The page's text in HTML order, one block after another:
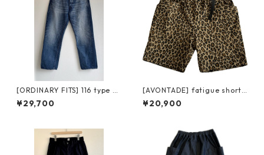
[ORDINARY FITS] 116 type st
andard / used オーディナリ
ーフィッツ スタンダードデニ
¥29,700
[AVONTADE] fatigue shorts
army ripstop アボンタージ
ファティーグ ショーツ アーミ
¥20,900